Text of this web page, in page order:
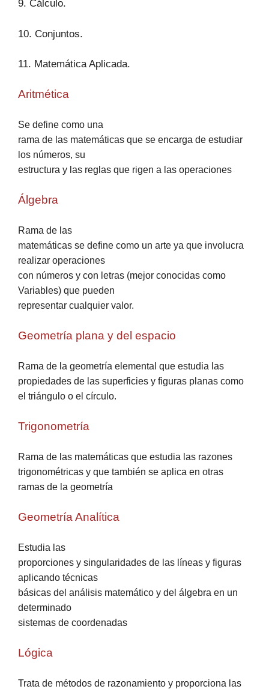
9. Cálculo.
10. Conjuntos.
11. Matemática Aplicada.
Aritmética
Se define como una
rama de las matemáticas que se encarga de estudiar
los números, su
estructura y las reglas que rigen a las operaciones
Álgebra
Rama de las
matemáticas se define como un arte ya que involucra
realizar operaciones
con números y con letras (mejor conocidas como
Variables) que pueden
representar cualquier valor.
Geometría plana y del espacio
Rama de la geometría elemental que estudia las
propiedades de las superficies y figuras planas como
el triángulo o el círculo.
Trigonometría
Rama de las matemáticas que estudia las razones
trigonométricas y que también se aplica en otras
ramas de la geometría
Geometría Analítica
Estudia las
proporciones y singularidades de las líneas y figuras
aplicando técnicas
básicas del análisis matemático y del álgebra en un
determinado
sistemas de coordenadas
Lógica
Trata de métodos de razonamiento y proporciona las